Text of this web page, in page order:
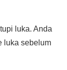
luka. Anda
luka sebelum